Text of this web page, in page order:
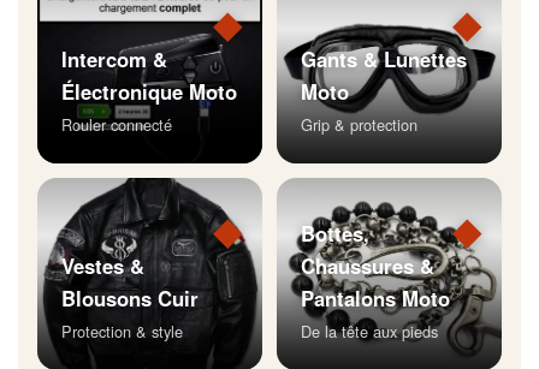
◆
Intercom &
Électronique Moto
Rouler connecté
◆
Gants & Lunettes
Moto
Grip & protection
◆
Vestes &
Blousons Cuir
Protection & style
◆
Bottes,
Chaussures &
Pantalons Moto
De la tête aux pieds